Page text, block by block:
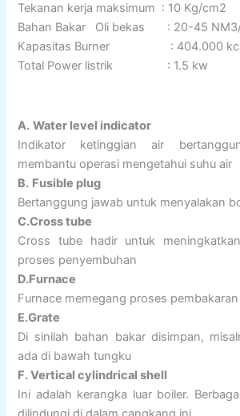
Tekanan kerja maksimum : 10 Kg/cm2
Bahan Bakar Oli bekas : 20-45
Kapasitas Burner : 404.000
Total Power listrik : 1.5 kw
A. Water level indicator
Indikator ketinggian air
membantu operasi mengetahui suhu air
B. Fusible plug
Bertanggung jawab untuk menyalakan
C.Cross tube
Cross tube hadir untuk
proses penyembuhan
D.Furnace
Furnace memegang proses pembakaran
E.Grate
Di sinilah bahan bakar disimpan,
ada di bawah tungku
F. Vertical cylindrical shell
Ini adalah kerangka luar boiler.